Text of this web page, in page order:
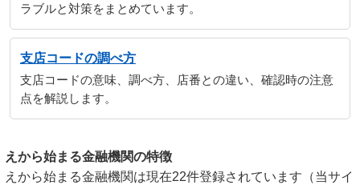
ラブルと対策をまとめています。
支店コードの調べ方
支店コードの意味、調べ方、店番との違い、確認時の注意
点を解説します。
えから始まる金融機関の特徴
えから始まる金融機関は現在22件登録されています（当サイ